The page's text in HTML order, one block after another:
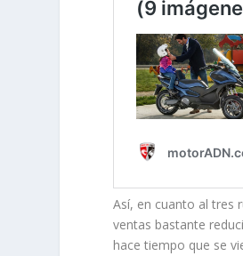
Así, en cuanto al tres
ventas bastante
hace tiempo que se